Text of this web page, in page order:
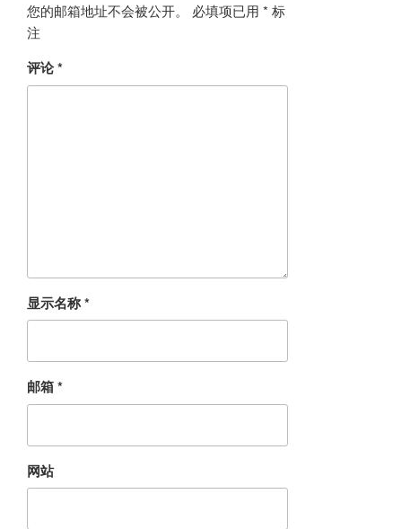
您的邮箱地址不会被公开。 必填项已用 * 标
注
评论*
显示名称*
邮箱*
网站